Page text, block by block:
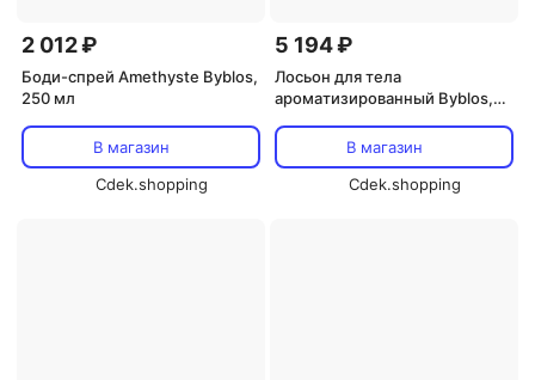
2 012 ₽
Боди-спрей Amethyste Byblos,
250 мл
В магазин
Cdek.shopping
5 194 ₽
Лосьон для тела
ароматизированный Byblos,
В магазин
Cdek.shopping